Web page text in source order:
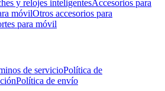
y relojes inteligentesAccesorios para
móvilOtros accesorios para
para móvil
de servicioPolítica de
Política de envío